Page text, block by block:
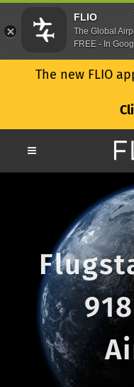
The new FLIO
FLIO
The Global
FREE - In